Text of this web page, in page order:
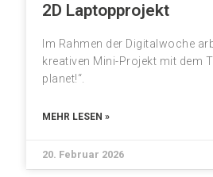
2D Laptopprojekt
Im Rahmen der Digitalwoche
kreativen Mini-Projekt mit dem
planet!“.
MEHR LESEN »
20. Februar 2026